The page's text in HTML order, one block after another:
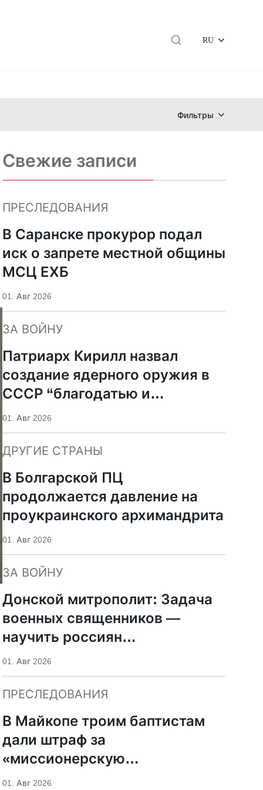
RU
Фильтры
Свежие записи
ПРЕСЛЕДОВАНИЯ
В Саранске прокурор подал
иск о запрете местной общины
МСЦ ЕХБ
01. Авг 2026
ЗА ВОЙНУ
Патриарх Кирилл назвал
создание ядерного оружия в
СССР “благодатью и
милостью Божией”
01. Авг 2026
ДРУГИЕ СТРАНЫ
В Болгарской ПЦ
продолжается давление на
проукраинского архимандрита
01. Авг 2026
ЗА ВОЙНУ
Донской митрополит: Задача
военных священников —
научить россиян
“разбрасываться своей
жизнью” правильно
01. Авг 2026
ПРЕСЛЕДОВАНИЯ
В Майкопе троим баптистам
дали штраф за
«миссионерскую
деятельность»
01. Авг 2026